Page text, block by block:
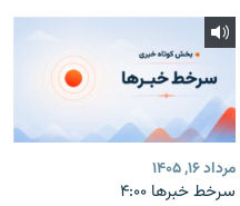
مرداد ۱۶, ۱۴۰۵
سرخط خبرها ۴:۰۰